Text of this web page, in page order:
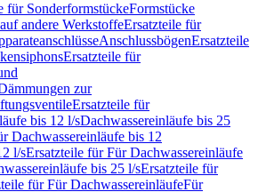
für SonderformstückeFormstücke
andere WerkstoffeErsatzteile für
AnschlussbögenErsatzteile
Ersatzteile für
zur
Ersatzteile für
bis 12 l/sDachwassereinläufe bis 25
Dachwassereinläufe bis 12
l/sErsatzteile für Für Dachwassereinläufe
bis 25 l/sErsatzteile für
für Für DachwassereinläufeFür